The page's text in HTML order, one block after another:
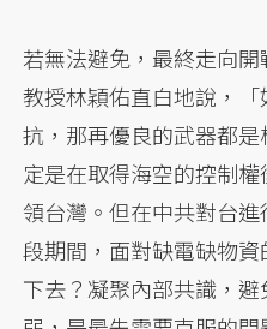
若無法避免，最終走向
教授林穎佑直白地說，
抗，那再優良的武器都
定是在取得海空的控制
領台灣。但在中共對台
段期間，面對缺電缺物
下去？凝聚內部共識，